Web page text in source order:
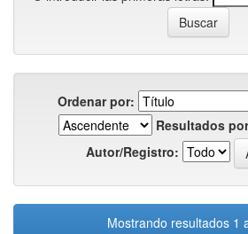
Ordenar por:
Resultados
Autor/Registro:
Mostrando resultados 1